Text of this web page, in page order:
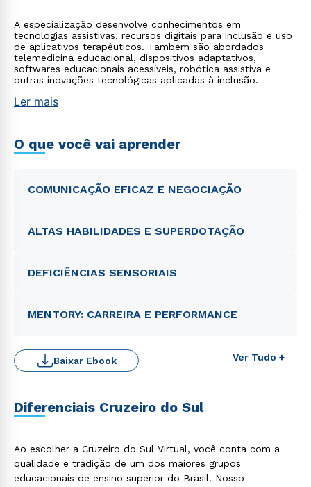
A especialização desenvolve conhecimentos em
tecnologias assistivas, recursos digitais para inclusão e uso
de aplicativos terapêuticos. Também são abordados
telemedicina educacional, dispositivos adaptativos,
softwares educacionais acessíveis, robótica assistiva e
outras inovações tecnológicas aplicadas à inclusão.
Ler mais
O que você vai aprender
COMUNICAÇÃO EFICAZ E NEGOCIAÇÃO
ALTAS HABILIDADES E SUPERDOTAÇÃO
DEFICIÊNCIAS SENSORIAIS
MENTORY: CARREIRA E PERFORMANCE
Ver Tudo +
Baixar Ebook
Diferenciais Cruzeiro do Sul
Ao escolher a Cruzeiro do Sul Virtual, você conta com a
qualidade e tradição de um dos maiores grupos
educacionais de ensino superior do Brasil. Nosso